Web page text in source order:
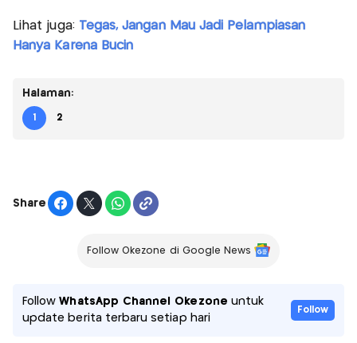
Lihat juga: Tegas, Jangan Mau Jadi Pelampiasan
Hanya Karena Bucin
Halaman:
1 2
Share
Follow Okezone di Google News
FollowWhatsApp Channel Okezone untuk
update berita terbaru setiap hari
Follow